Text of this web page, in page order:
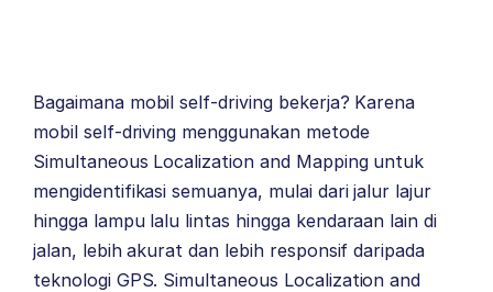
Bagaimana mobil self-driving bekerja? Karena
mobil self-driving menggunakan metode
Simultaneous Localization and Mapping untuk
mengidentifikasi semuanya, mulai dari jalur lajur
hingga lampu lalu lintas hingga kendaraan lain di
jalan, lebih akurat dan lebih responsif daripada
teknologi GPS. Simultaneous Localization and